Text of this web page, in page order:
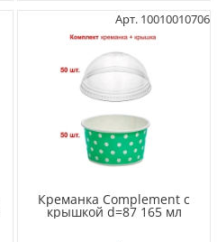
Арт. 10010010706
Креманка Complement с
крышкой d=87 165 мл